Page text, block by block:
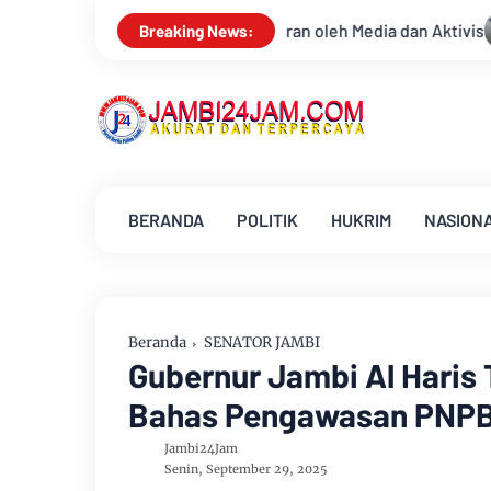
Breaking News:
oleh Media dan Aktivis Kemarau Memuncak, Debit
BERANDA POLITIK HUKRIM
Beranda SENATOR JAMBI
Gubernur Jambi Al Haris
Bahas Pengawasan
Jambi24Jam
Senin, September 29, 2025